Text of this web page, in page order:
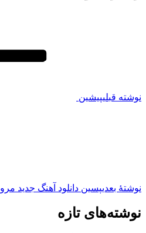
نوشته قبلیپیشین
نوشته‌ٔ بعدیپسین دانلود آهنگ جدید
نوشته‌های تازه